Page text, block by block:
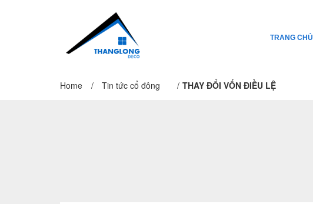
TRANG CHỦ
Home / Tin tức cổ đông / THAY ĐỔI VỐN ĐIỀU LỆ